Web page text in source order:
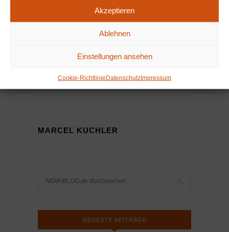
Akzeptieren
Ablehnen
Einstellungen ansehen
Cookie-RichtlinieDatenschutzImpressum
Von: MARCEL KUCHLER
MARCEL KUCHLER
NEUESTE BEITRÄGE